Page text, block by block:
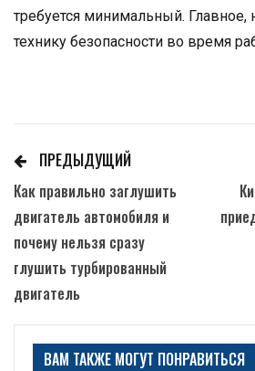
требуется минимальный. Главное,
технику безопасности во время
ПРЕДЫДУЩИЙ
Как правильно заглушить
двигатель автомобиля и
почему нельзя сразу
глушить турбированный
двигатель
ВАМ ТАКЖЕ МОГУТ ПОНРАВИТЬСЯ